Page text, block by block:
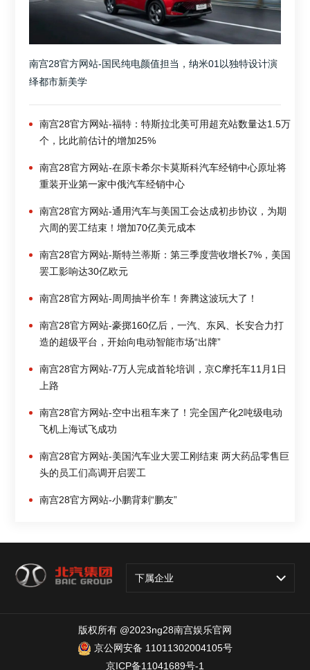
南宫28官方网站-国民纯电颜值担当，纳米01以独特设计演
绎都市新美学
南宫28官方网站-福特：特斯拉北美可用超充站数量达1.5万
个，比此前估计的增加25%
南宫28官方网站-在原卡希尔卡莫斯科汽车经销中心原址将
重装开业第一家中俄汽车经销中心
南宫28官方网站-通用汽车与美国工会达成初步协议，为期
六周的罢工结束！增加70亿美元成本
南宫28官方网站-斯特兰蒂斯：第三季度营收增长7%，美国
罢工影响达30亿欧元
南宫28官方网站-周周抽半价车！奔腾这波玩大了！
南宫28官方网站-豪掷160亿后，一汽、东风、长安合力打
造的超级平台，开始向电动智能市场“出牌”
南宫28官方网站-7万人完成首轮培训，京C摩托车11月1日
上路
南宫28官方网站-空中出租车来了！完全国产化2吨级电动
飞机上海试飞成功
南宫28官方网站-美国汽车业大罢工刚结束 两大药品零售巨
头的员工们高调开启罢工
南宫28官方网站-小鹏背刺“鹏友”
下属企业
版权所有 @2023ng28南宫娱乐官网
京公网安备 11011302004105号
京ICP备11041689号-1